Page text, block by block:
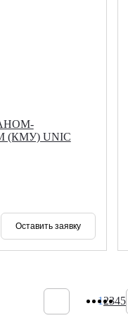
UNIC
Оставить заявку
12345